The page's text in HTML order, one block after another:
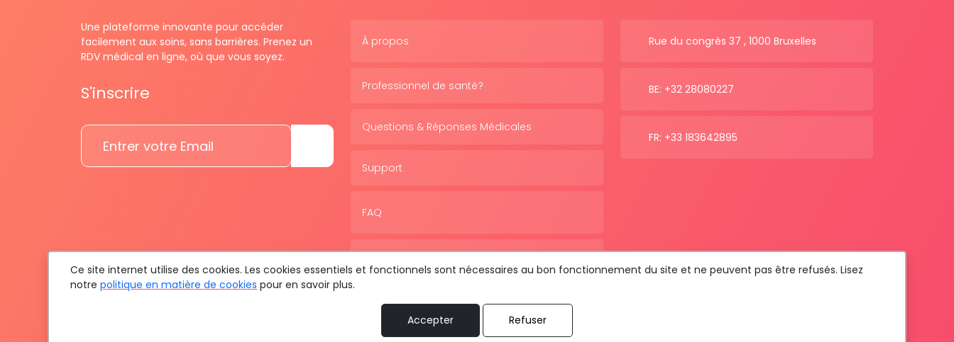
Une plateforme innovante pour accéder
facilement aux soins, sans barrières. Prenez un
RDV médical en ligne, où que vous soyez.
S'inscrire
À propos
Professionnel de santé?
Questions & Réponses Médicales
Support
FAQ
Rue du congrès 37 , 1000 Bruxelles
BE: +32 28080227
FR: +33 183642895
Tous les droits sont réservés © 2026 RDV MÉDICAL By MediaSatCom
Ce site internet utilise des cookies. Les cookies essentiels et fonctionnels sont nécessaires au bon fonctionnement du site et ne peuvent pas être refusés. Lisez
notrepolitique en matière de cookies pour en savoir plus.
Accepter Refuser